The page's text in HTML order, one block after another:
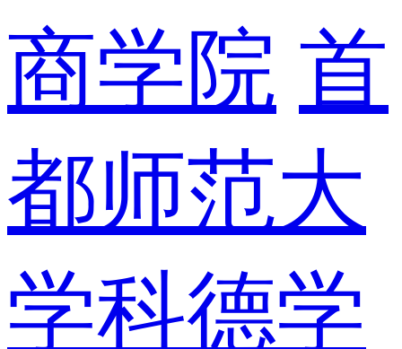
商学院 首
都师范大
学科德学